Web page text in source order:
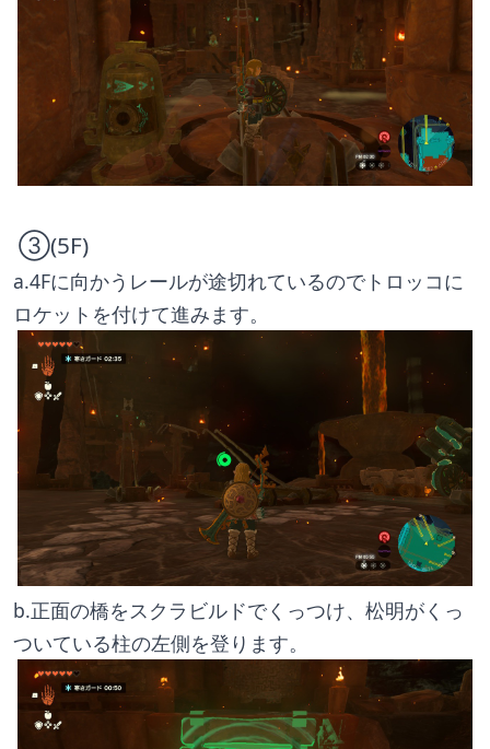
③(5F)
a.4Fに向かうレールが途切れているのでトロッコに
ロケットを付けて進みます。
b.正面の橋をスクラビルドでくっつけ、松明がくっ
ついている柱の左側を登ります。